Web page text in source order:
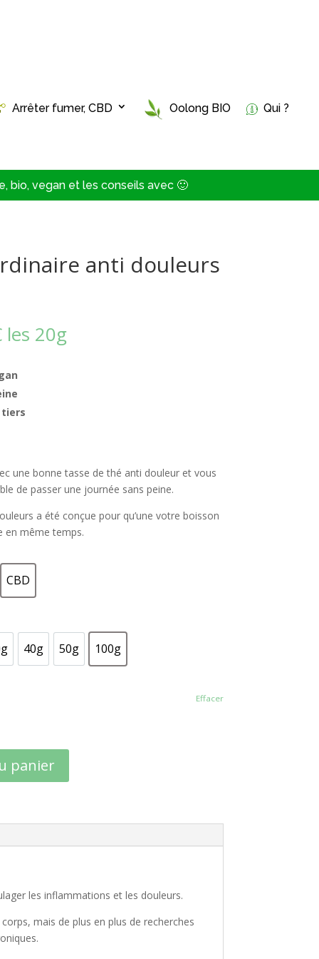
Arrêter fumer, CBD Oolong BIO Qui ?
bio, vegan et les conseils avec 🙂
anti douleurs
les 20g
une bonne tasse de thé anti douleur et vous
de passer une journée sans peine.
a été conçue pour qu’une votre boisson
en même temps.
CBD
CBD
40g
40g 50g
50g 100g
100g
Effacer
panier
les inflammations et les douleurs.
mais de plus en plus de recherches